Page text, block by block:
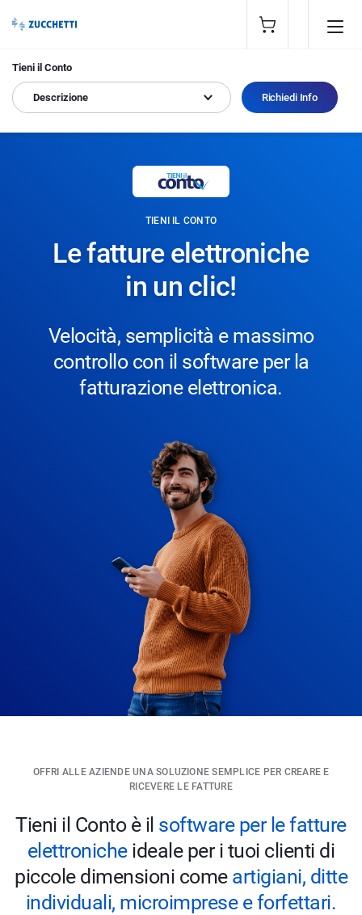
Tieni il Conto
Descrizione Richiedi Info
TIENI IL CONTO
Le fatture elettroniche
in un clic!
Velocità, semplicità e massimo
controllo con il software per la
fatturazione elettronica.
OFFRI ALLE AZIENDE UNA SOLUZIONE SEMPLICE PER CREARE E
RICEVERE LE FATTURE
Tieni il Conto è il software per le fatture
elettronicheideale per i tuoi clienti di
piccole dimensioni come artigiani, ditte
individuali, microimprese e forfettari.